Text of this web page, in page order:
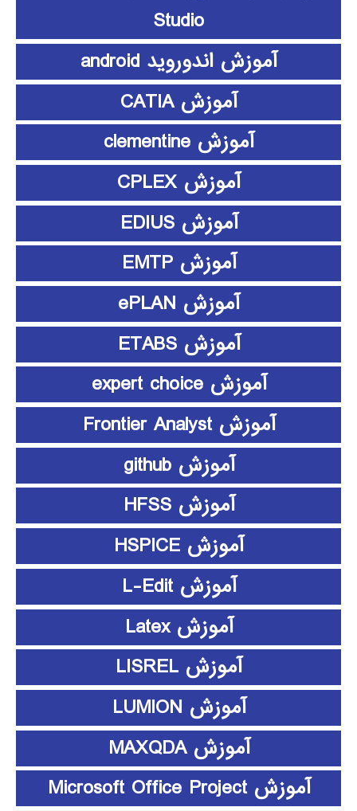
Studio
آموزش اندوروید android
آموزش CATIA
آموزش clementine
آموزش CPLEX
آموزش EDIUS
آموزش EMTP
آموزش ePLAN
آموزش ETABS
آموزش expert choice
آموزش Frontier Analyst
آموزش github
آموزش HFSS
آموزش HSPICE
آموزش L-Edit
آموزش Latex
آموزش LISREL
آموزش LUMION
آموزش MAXQDA
آموزش Microsoft Office Project